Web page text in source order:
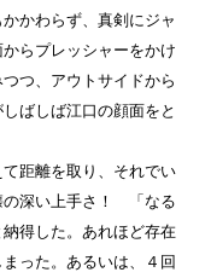
かわらず、真剣にジャ
らプレッシャーをかけ
つ、アウトサイドから
ばしば江口の顔面をと
距離を取り、それでい
の深い上手さ！ 「なる
得した。あれほど存在
った。あるいは、４回